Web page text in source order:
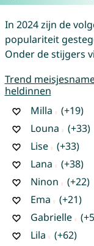
In 2024 zijn de
populariteit
Onder de stijgers
Trend
heldinnen
Milla
(+19)
Louna
(+33)
Lise
(+33)
Lana
(+38)
Ninon
(+22)
Ema
(+21)
Gabrielle
Lila
(+62)